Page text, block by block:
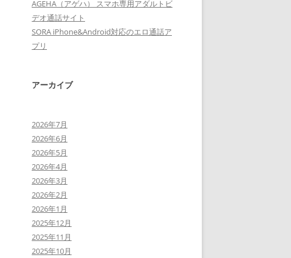
AGEHA（アゲハ） スマホ専用アダルトビ
デオ通話サイト
SORA iPhone&Android対応のエロ通話ア
プリ
アーカイブ
2026年7月
2026年6月
2026年5月
2026年4月
2026年3月
2026年2月
2026年1月
2025年12月
2025年11月
2025年10月